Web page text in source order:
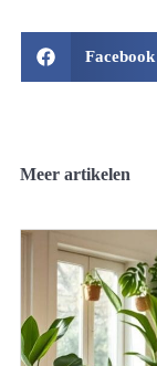
Facebook
Meer artikelen